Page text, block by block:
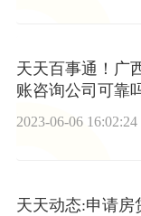
天天百事通！广
账咨询公司可靠
2023-06-06 16:02:24
天天动态:申请房